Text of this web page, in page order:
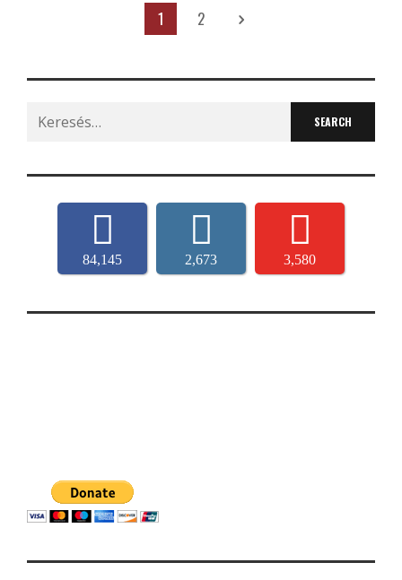
1 2
Search
for:
84,145 2,673 3,580